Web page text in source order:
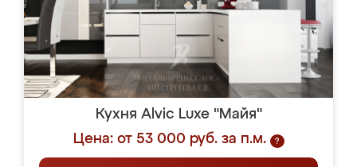
Кухня Alvic Luxe "Майя"
Цена: от 53 000 руб. за п.м.
?